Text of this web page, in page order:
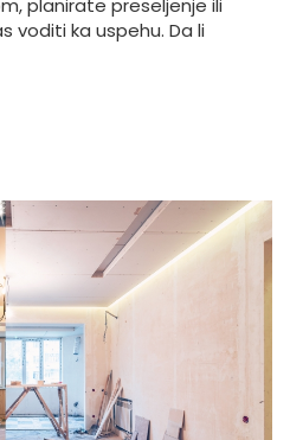
planirate preseljenje ili
voditi ka uspehu. Da li